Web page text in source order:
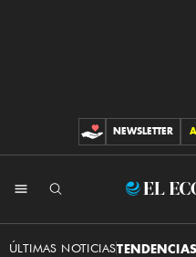
CONTRIBUCIONES
NEWSLETTER
ÚLTIMAS NOTICIAS